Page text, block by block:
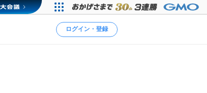
ログイン・登録